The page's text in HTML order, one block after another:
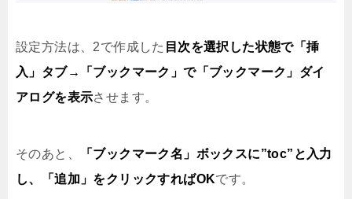
設定方法は、2で作成した 目次を選択した状態で「挿
入」タブ→「ブックマーク」で「ブックマーク」ダイ
アログを表示させます。
そのあと、
「ブックマーク名」ボックスに”toc”と入力
し、「追加」をクリックすればOKです。